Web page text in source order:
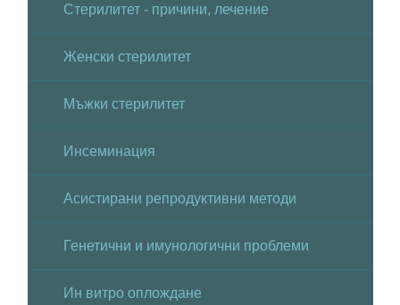
Стерилитет - причини, лечение
Женски стерилитет
Мъжки стерилитет
Инсеминация
Асистирани репродуктивни методи
Генетични и имунологични проблеми
Ин витро оплождане